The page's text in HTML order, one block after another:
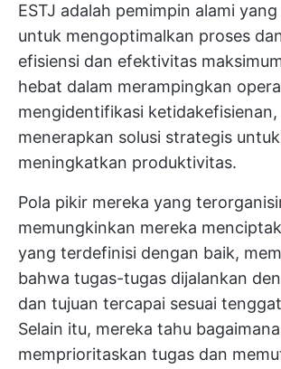
ESTJ adalah pemimpin alami
untuk mengoptimalkan proses
efisiensi dan efektivitas
hebat dalam merampingkan
mengidentifikasi ketidakefisienan,
menerapkan solusi strategis untuk
meningkatkan produktivitas.
Pola pikir mereka yang
memungkinkan mereka
yang terdefinisi dengan baik,
bahwa tugas-tugas dijalankan
dan tujuan tercapai sesuai
Selain itu, mereka tahu bagaimana
memprioritaskan tugas dan